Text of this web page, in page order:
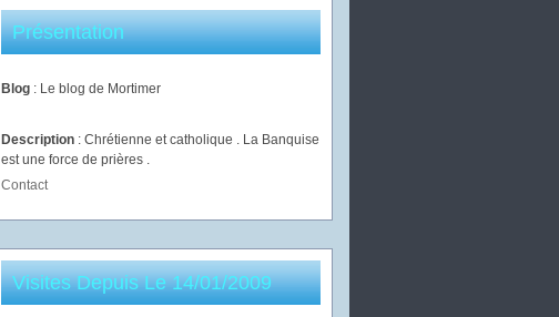
Présentation
Blog : Le blog de Mortimer
Description : Chrétienne et catholique . La Banquise
est une force de prières .
Contact
Visites Depuis Le 14/01/2009